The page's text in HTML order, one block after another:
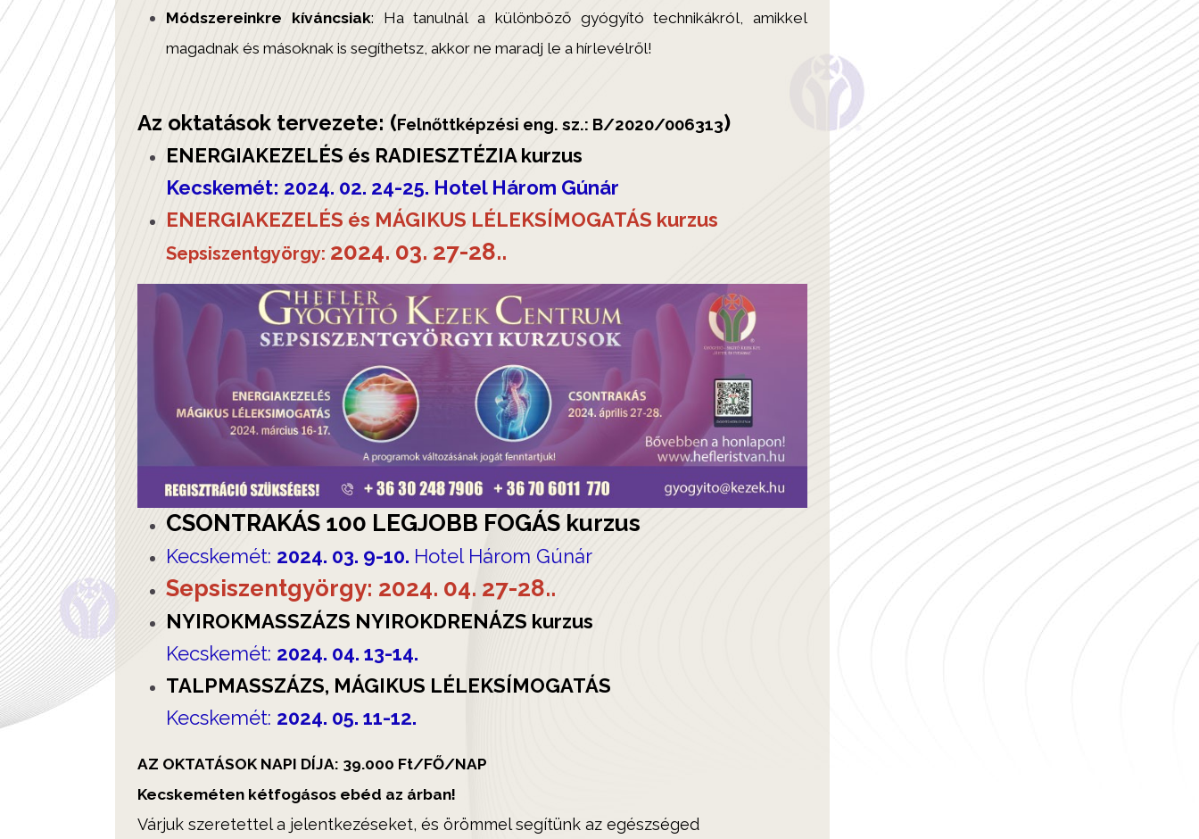
Módszereinkre kíváncsiak: Ha tanulnál a különböző gyógyító technikákról, amikkel
magadnak és másoknak is segíthetsz, akkor ne maradj le a hírlevélről!
Az oktatások tervezete: (Felnőttképzési eng. sz.: B/2020/006313)
ENERGIAKEZELÉS és RADIESZTÉZIA kurzus
Kecskemét: 2024. 02. 24-25. Hotel Három Gúnár
ENERGIAKEZELÉS és MÁGIKUS LÉLEKSÍMOGATÁS kurzus
Sepsiszentgyörgy: 2024. 03. 27-28..
CSONTRAKÁS 100 LEGJOBB FOGÁS kurzus
Kecskemét: 2024. 03. 9-10. Hotel Három Gúnár
Sepsiszentgyörgy: 2024. 04. 27-28..
NYIROKMASSZÁZS NYIROKDRENÁZS kurzus
Kecskemét: 2024. 04. 13-14.
TALPMASSZÁZS, MÁGIKUS LÉLEKSÍMOGATÁS
Kecskemét: 2024. 05. 11-12.
AZ OKTATÁSOK NAPI DÍJA: 39.000 Ft/FŐ/NAP
Kecskeméten kétfogásos ebéd az árban!
Várjuk szeretettel a jelentkezéseket, és örömmel segítünk az egészséged